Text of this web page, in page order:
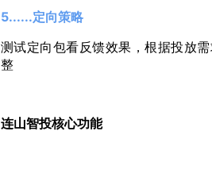
5......定向策略
测试定向包看反馈效果，根据投放
整
连山智投核心功能